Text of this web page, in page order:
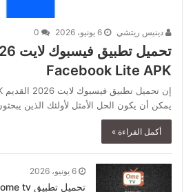
دينيس ريتشي 6 يونيو، 2026
Facebook Lite APK
يمكن أن يكون الحل الأمثل لأولئك الذين
أكمل القراءة »
6 يونيو، 2026